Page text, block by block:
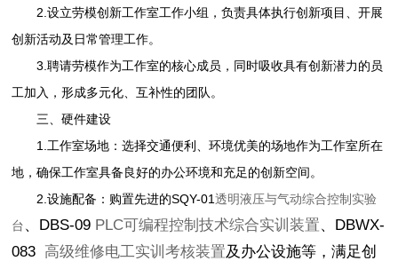
2.设立劳模创新工作室工作小组，负责具体执行创新项目、开展
创新活动及日常管理工作。
3.聘请劳模作为工作室的核心成员，同时吸收具有创新潜力的员
工加入，形成多元化、互补性的团队。
三、硬件建设
1.工作室场地：选择交通便利、环境优美的场地作为工作室所在
地，确保工作室具备良好的办公环境和充足的创新空间。
2.设施配备：购置先进的SQY-01透明液压与气动综合控制实验
台、DBS-09 PLC可编程控制技术综合实训装置、DBWX-
083高级维修电工实训考核装置及办公设施等，满足创